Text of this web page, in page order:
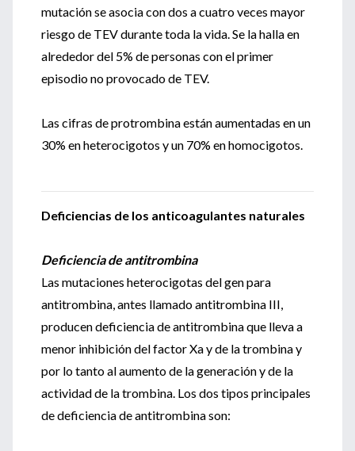
mutación se asocia con dos a cuatro veces mayor
riesgo de TEV durante toda la vida. Se la halla en
alrededor del 5% de personas con el primer
episodio no provocado de TEV.
Las cifras de protrombina están aumentadas en un
30% en heterocigotos y un 70% en homocigotos.
Deficiencias de los anticoagulantes naturales
Deficiencia de antitrombina
Las mutaciones heterocigotas del gen para
antitrombina, antes llamado antitrombina III,
producen deficiencia de antitrombina que lleva a
menor inhibición del factor Xa y de la trombina y
por lo tanto al aumento de la generación y de la
actividad de la trombina. Los dos tipos principales
de deficiencia de antitrombina son: